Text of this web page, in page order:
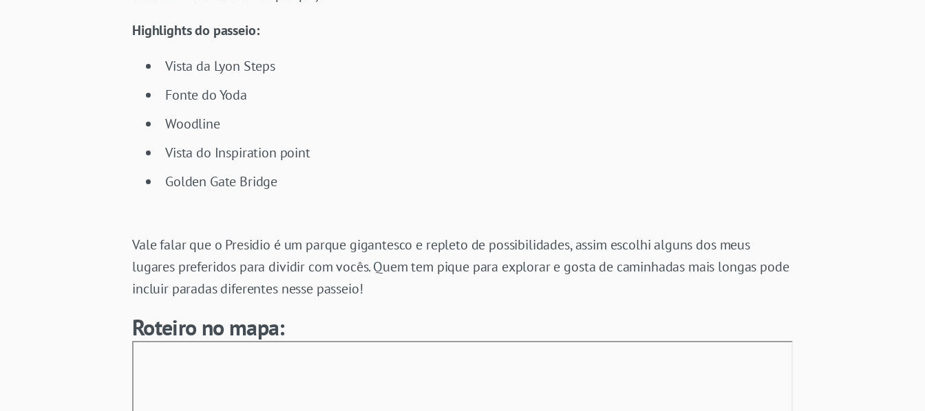
Highlights do passeio:
Vista da Lyon Steps
Fonte do Yoda
Woodline
Vista do Inspiration point
Golden Gate Bridge
Vale falar que o Presidio é um parque gigantesco e repleto de possibilidades, assim escolhi alguns dos meus
lugares preferidos para dividir com vocês. Quem tem pique para explorar e gosta de caminhadas mais longas pode
incluir paradas diferentes nesse passeio!
Roteiro no mapa: